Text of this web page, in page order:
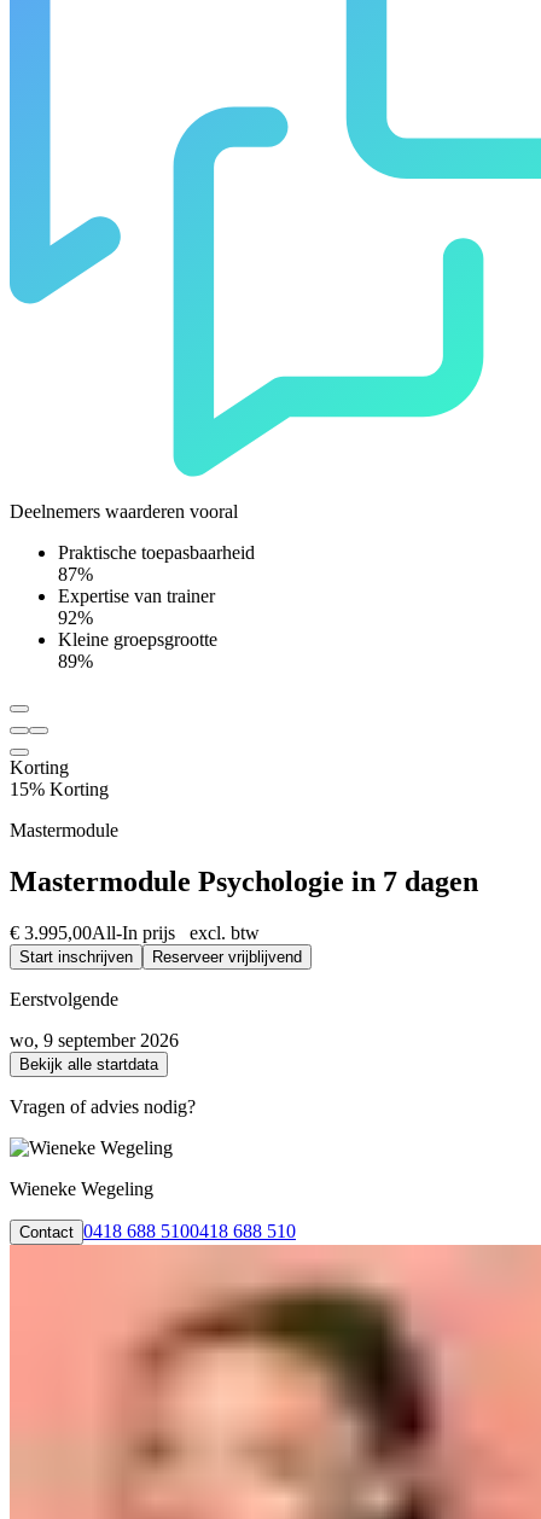
Deelnemers waarderen vooral
Praktische toepasbaarheid
87%
Expertise van trainer
92%
Kleine groepsgrootte
89%
Korting
15% Korting
Mastermodule
Mastermodule Psychologie in 7 dagen
€ 3.995,00All-In prijs excl. btw
Start inschrijven Reserveer vrijblijvend
Eerstvolgende
wo, 9 september 2026
Bekijk alle startdata
Vragen of advies nodig?
Wieneke Wegeling
Contact 0418 688 5100418 688 510